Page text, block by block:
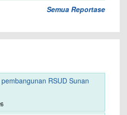
Semua Reportase
RSUD Sunan